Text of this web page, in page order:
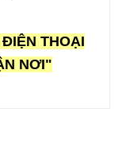
THOẠI
NƠI"